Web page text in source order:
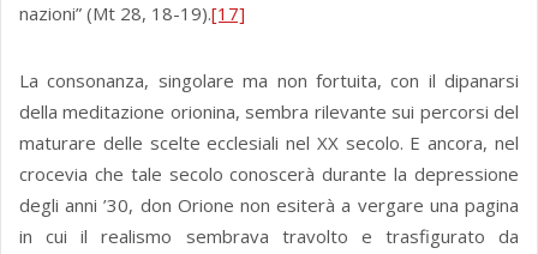
nazioni” (Mt 28, 18-19).[17]
La consonanza, singolare ma non fortuita, con il dipanarsi
della meditazione orionina, sembra rilevante sui percorsi del
maturare delle scelte ecclesiali nel XX secolo. E ancora, nel
crocevia che tale secolo conoscerà durante la depressione
degli anni ’30, don Orione non esiterà a vergare una pagina
in cui il realismo sembrava travolto e trasfigurato da